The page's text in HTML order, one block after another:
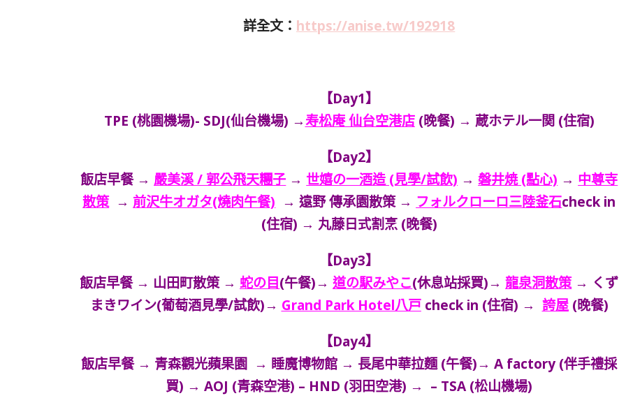
詳全文： https://anise.tw/192918
【Day1】
TPE (桃園機場)- SDJ(仙台機場) →寿松庵 仙台空港店(晚餐) → 蔵ホテル一関 (住宿)
【Day2】
飯店早餐 →嚴美溪 / 郭公飛天糰子 → 世嬉の一酒造 (見學/試飲) →磐井焼 (點心) → 中尊寺
散策→ 前沢牛オガタ(燒肉午餐) → 遠野 傳承園散策 → フォルクローロ三陸釜石check in
(住宿) → 丸藤日式割烹 (晚餐)
【Day3】
飯店早餐 → 山田町散策 →蛇の目(午餐)→道の駅みやこ(休息站採買)→龍泉洞散策→ くず
まきワイン(葡萄酒見學/試飲)→ Grand Park Hotel八戸check in (住宿) → 誇屋(晚餐)
【Day4】
飯店早餐 → 青森觀光蘋果園 → 睡魔博物館 → 長尾中華拉麵 (午餐)→ A factory (伴手禮採
買) → AOJ (青森空港) – HND (羽田空港) → – TSA (松山機場)